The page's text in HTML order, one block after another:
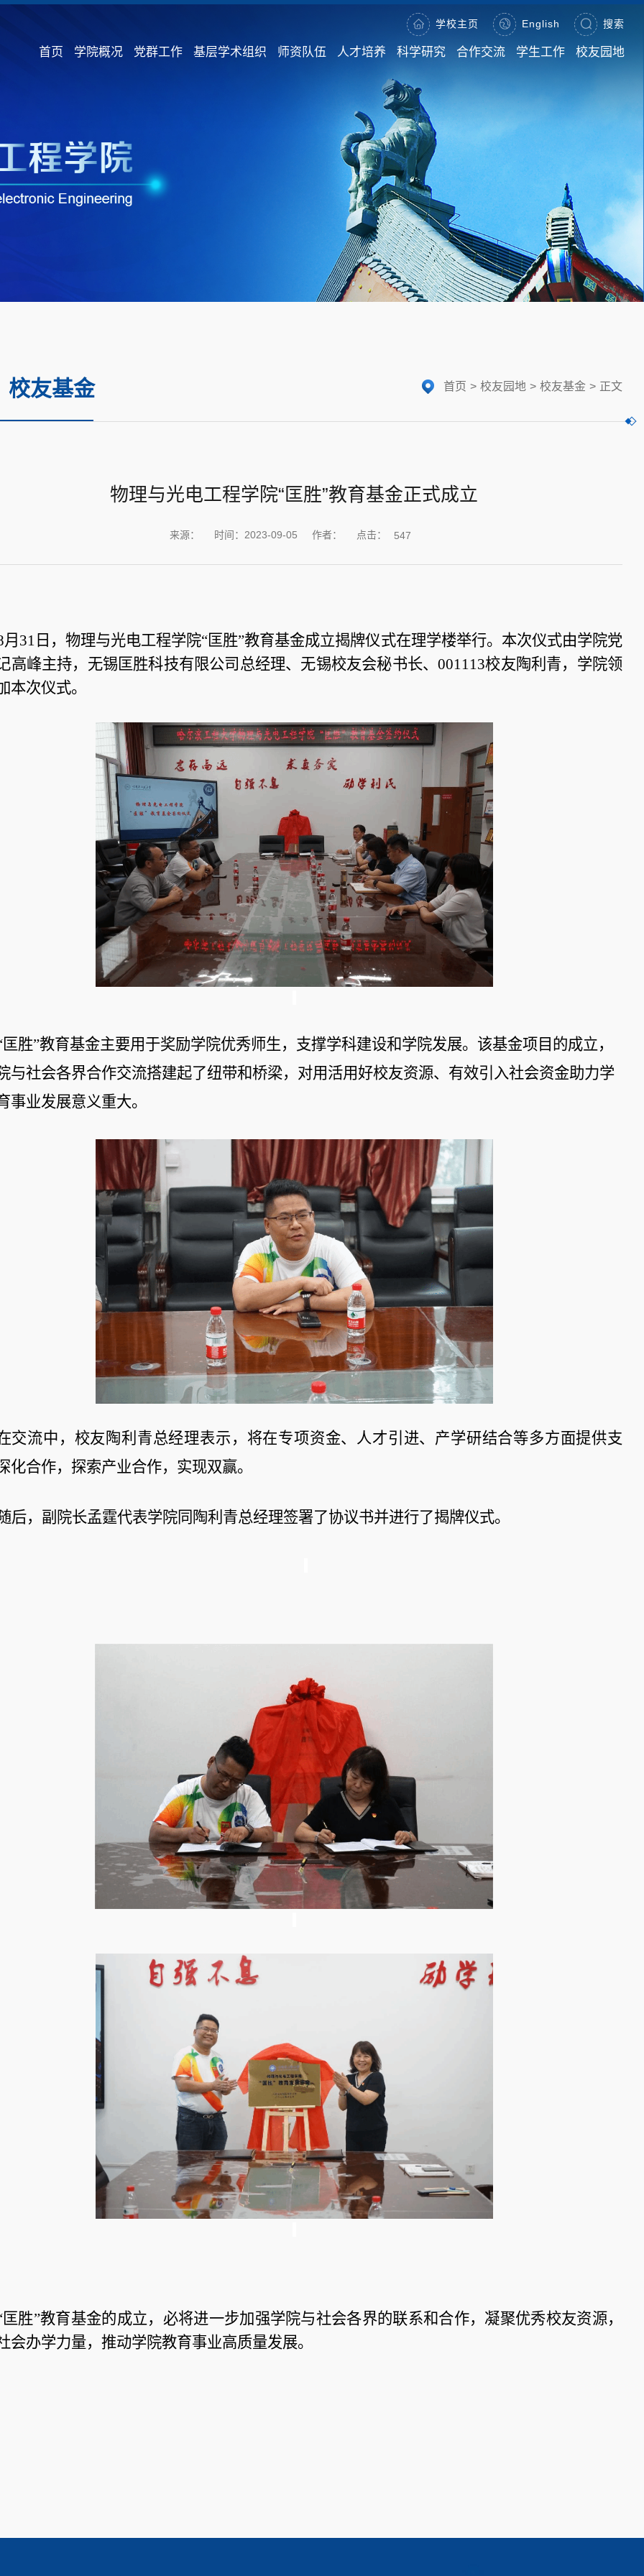
学校主页 English 搜索
首页 学院概况 党群工作 基层学术组织 师资队伍 人才培养 科学研究 合作交流 学生工作 校友园地
校友基金 首页 > 校友园地 > 校友基金 > 正文
物理与光电工程学院“匡胜”教育基金正式成立
来源： 时间：2023-09-05 作者： 点击： 547
月31日，物理与光电工程学院“匡胜”教育基金成立揭牌仪式在理学楼举行。本次仪式由学院党
高峰主持，无锡匡胜科技有限公司总经理、无锡校友会秘书长、001113校友陶利青，学院领
本次仪式。
匡胜”教育基金主要用于奖励学院优秀师生，支撑学科建设和学院发展。该基金项目的成立，
与社会各界合作交流搭建起了纽带和桥梁，对用活用好校友资源、有效引入社会资金助力学
事业发展意义重大。
交流中，校友陶利青总经理表示，将在专项资金、人才引进、产学研结合等多方面提供支
化合作，探索产业合作，实现双赢。
后，副院长孟霆代表学院同陶利青总经理签署了协议书并进行了揭牌仪式。
匡胜”教育基金的成立，必将进一步加强学院与社会各界的联系和合作，凝聚优秀校友资源，
会办学力量，推动学院教育事业高质量发展。